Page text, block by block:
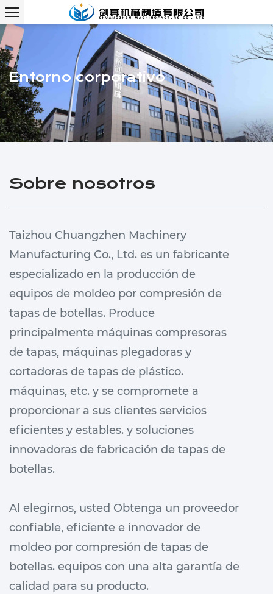
Entorno corporativo
Sobre nosotros
Taizhou Chuangzhen Machinery
Manufacturing Co., Ltd. es un fabricante
especializado en la producción de
equipos de moldeo por compresión de
tapas de botellas. Produce
principalmente máquinas compresoras
de tapas, máquinas plegadoras y
cortadoras de tapas de plástico.
máquinas, etc. y se compromete a
proporcionar a sus clientes servicios
eficientes y estables. y soluciones
innovadoras de fabricación de tapas de
botellas.
Al elegirnos, usted Obtenga un proveedor
confiable, eficiente e innovador de
moldeo por compresión de tapas de
botellas. equipos con una alta garantía de
calidad para su producto.